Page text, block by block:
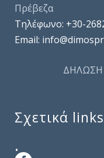
Πρέβεζα
Τηλέφωνo: +30-
Email:
Σχετικά links
.